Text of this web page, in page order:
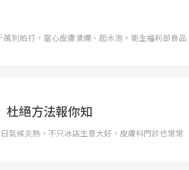
別拍打，當心皮膚潰爛、起水泡。衛生福利部食品
絕方法報你知
氣候炎熱，不只冰店生意大好，皮膚科門診也常常
議題。然而，健檢不只是醫療院所的服
前往專題
前往專題